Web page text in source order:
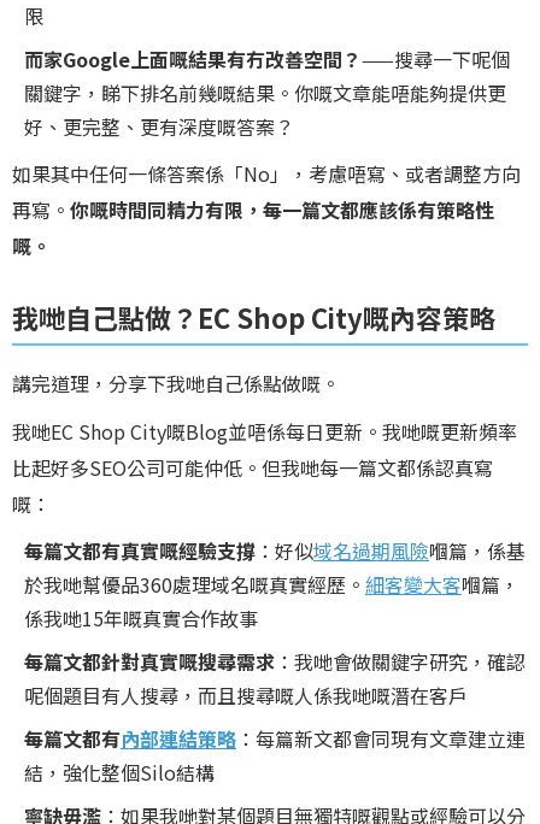
限
而家Google上面嘅結果有冇改善空間？——搜尋一下呢個
關鍵字，睇下排名前幾嘅結果。你嘅文章能唔能夠提供更
好、更完整、更有深度嘅答案？
如果其中任何一條答案係「No」，考慮唔寫、或者調整方向
再寫。 你嘅時間同精力有限，每一篇文都應該係有策略性
嘅。
我哋自己點做？EC Shop City嘅內容策略
講完道理，分享下我哋自己係點做嘅。
我哋EC Shop City嘅Blog並唔係每日更新。我哋嘅更新頻率
比起好多SEO公司可能仲低。但我哋每一篇文都係認真寫
嘅：
每篇文都有真實嘅經驗支撐 ：好似域名過期風險嗰篇，係基
於我哋幫優品360處理域名嘅真實經歷。 細客變大客嗰篇，
係我哋15年嘅真實合作故事
每篇文都針對真實嘅搜尋需求 ：我哋會做關鍵字研究，確認
呢個題目有人搜尋，而且搜尋嘅人係我哋嘅潛在客戶
每篇文都有內部連結策略 ：每篇新文都會同現有文章建立連
結，強化整個Silo結構
寧缺毋濫 ：如果我哋對某個題目無獨特嘅觀點或經驗可以分